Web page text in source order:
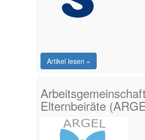
Artikel lesen »
Elternbeiräte